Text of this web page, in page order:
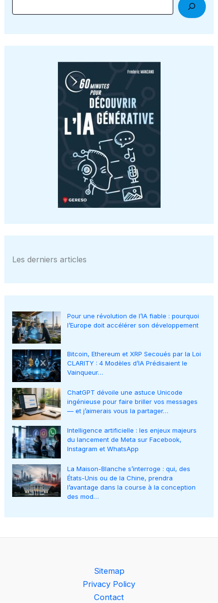
Les derniers articles
Pour une révolution de l’IA fiable : pourquoi
l’Europe doit accélérer son développement
Bitcoin, Ethereum et XRP Secoués par la Loi
CLARITY : 4 Modèles d’IA Prédisaient le
Vainqueur…
ChatGPT dévoile une astuce Unicode
ingénieuse pour faire briller vos messages
— et j’aimerais vous la partager…
Intelligence artificielle : les enjeux majeurs
du lancement de Meta sur Facebook,
Instagram et WhatsApp
La Maison-Blanche s’interroge : qui, des
États-Unis ou de la Chine, prendra
l’avantage dans la course à la conception
des mod…
Sitemap
Privacy Policy
Contact